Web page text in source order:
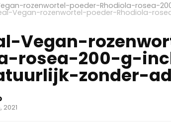
rozenwortel-poeder-Rhodiola-rosea-
Vegan-rozenwortel-poeder-Rhodiola-
Vegan-
rosea-200-g-
zonder-
2021